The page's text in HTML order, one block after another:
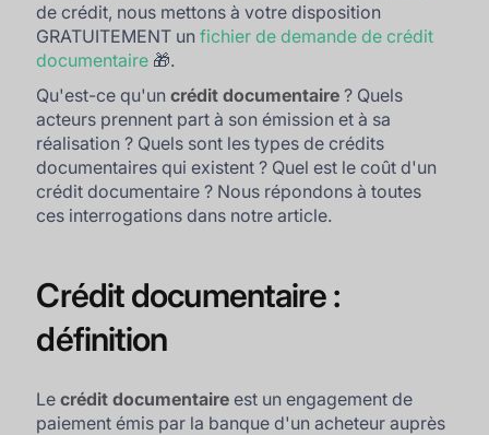
de crédit, nous mettons à votre disposition
GRATUITEMENT unfichier de demande de crédit
documentaire 🎁.
Qu'est-ce qu'uncrédit documentaire ? Quels
acteurs prennent part à son émission et à sa
réalisation ? Quels sont les types de crédits
documentaires qui existent ? Quel est le coût d'un
crédit documentaire ? Nous répondons à toutes
ces interrogations dans notre article.
Crédit documentaire :
définition
Lecrédit documentaire est un engagement de
paiement émis par la banque d'un acheteur auprès